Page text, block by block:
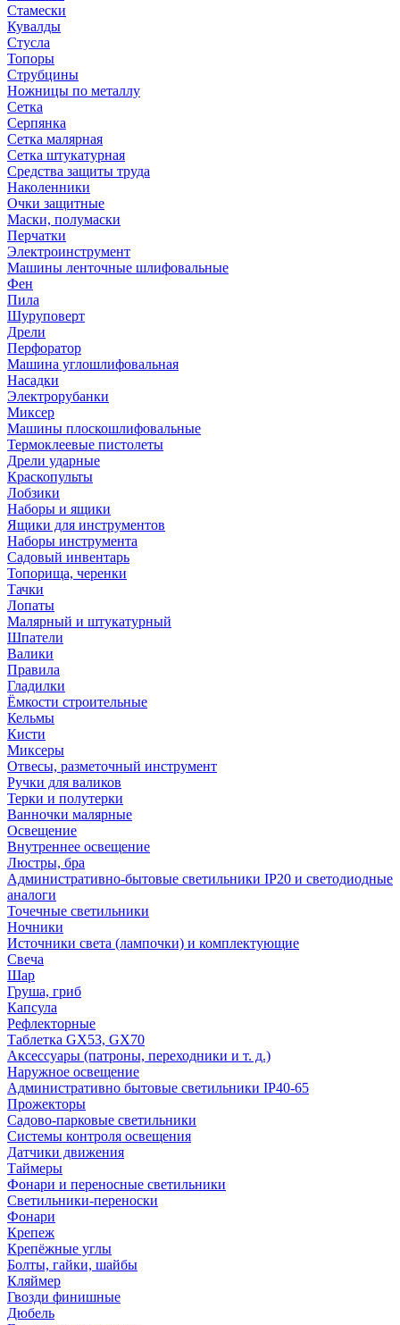
Стамески
Кувалды
Стусла
Топоры
Струбцины
Ножницы по металлу
Сетка
Серпянка
Сетка малярная
Сетка штукатурная
Средства защиты труда
Наколенники
Очки защитные
Маски, полумаски
Перчатки
Электроинструмент
Машины ленточные шлифовальные
Фен
Пила
Шуруповерт
Дрели
Перфоратор
Машина углошлифовальная
Насадки
Электрорубанки
Миксер
Машины плоскошлифовальные
Термоклеевые пистолеты
Дрели ударные
Краскопульты
Лобзики
Наборы и ящики
Ящики для инструментов
Наборы инструмента
Садовый инвентарь
Топорища, черенки
Тачки
Лопаты
Малярный и штукатурный
Шпатели
Валики
Правила
Гладилки
Ёмкости строительные
Кельмы
Кисти
Миксеры
Отвесы, разметочный инструмент
Ручки для валиков
Терки и полутерки
Ванночки малярные
Освещение
Внутреннее освещение
Люстры, бра
Административно-бытовые светильники IP20 и светодиодные
аналоги
Точечные светильники
Ночники
Источники света (лампочки) и комплектующие
Свеча
Шар
Груша, гриб
Капсула
Рефлекторные
Таблетка GX53, GX70
Аксессуары (патроны, переходники и т. д.)
Наружное освещение
Административно бытовые светильники IP40-65
Прожекторы
Садово-парковые светильники
Системы контроля освещения
Датчики движения
Таймеры
Фонари и переносные светильники
Светильники-переноски
Фонари
Крепеж
Крепёжные углы
Болты, гайки, шайбы
Кляймер
Гвозди финишные
Дюбель